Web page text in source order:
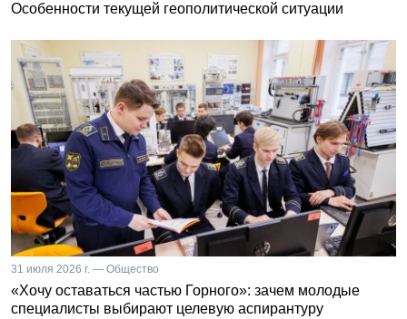
Особенности текущей геополитической ситуации
31 июля 2026 г. — Общество
«Хочу оставаться частью Горного»: зачем молодые
специалисты выбирают целевую аспирантуру